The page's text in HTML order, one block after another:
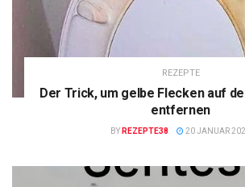
REZEPTE
Der Trick, um gelbe Flecken auf
entfernen
BY REZEPTE38 20 JANUAR